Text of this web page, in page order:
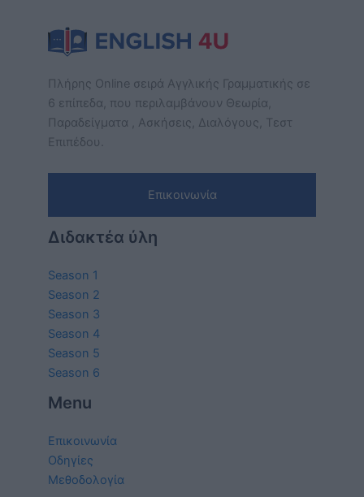
Πλήρης Online σειρά Αγγλικής Γραμματικής σε
6 επίπεδα, που περιλαμβάνουν Θεωρία,
Παραδείγματα , Ασκήσεις, Διαλόγους, Τεστ
Επιπέδου.
Επικοινωνία
Διδακτέα ύλη
Season 1
Season 2
Season 3
Season 4
Season 5
Season 6
Menu
Επικοινωνία
Οδηγίες
Μεθοδολογία